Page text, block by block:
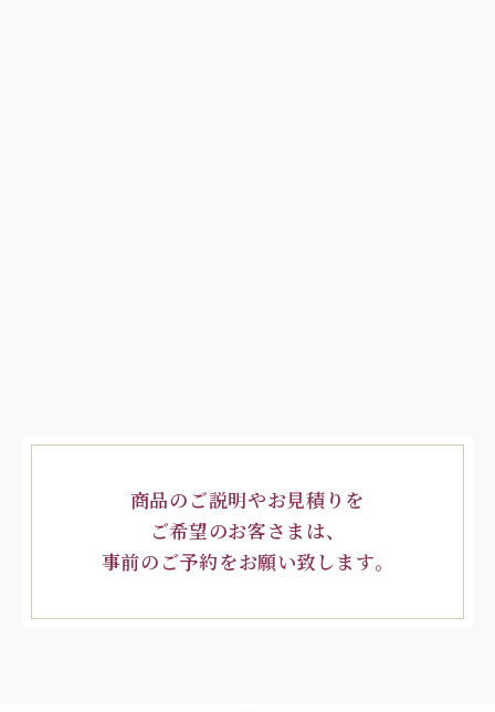
商品のご説明やお見積りを
ご希望のお客さまは、
事前のご予約をお願い致します。